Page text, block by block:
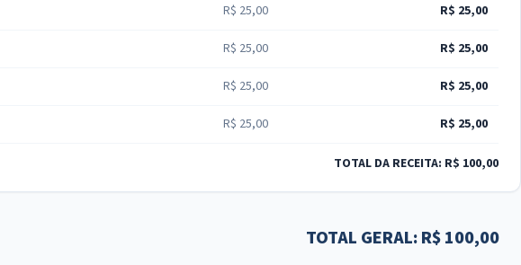
R$ 25,00 R$ 25,00
R$ 25,00 R$ 25,00
R$ 25,00 R$ 25,00
R$ 25,00 R$ 25,00
TOTAL DA RECEITA: R$ 100,00
TOTAL GERAL: R$ 100,00